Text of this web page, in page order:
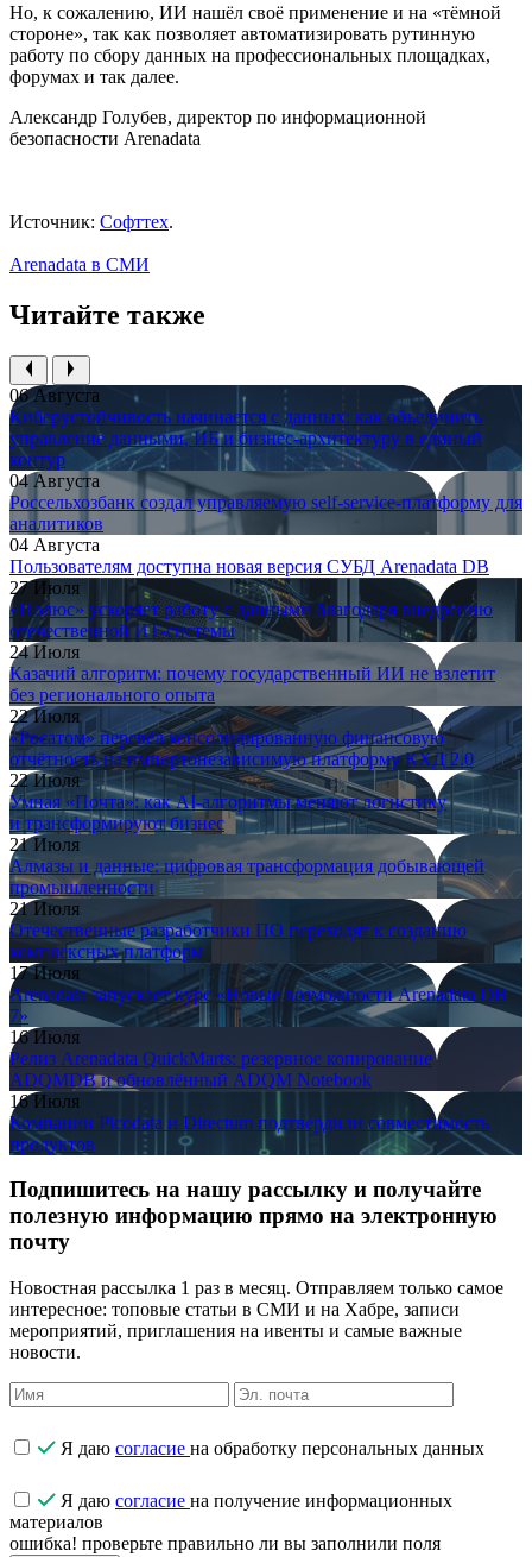
Но, к сожалению, ИИ нашёл своё применение и на «тёмной
стороне», так как позволяет автоматизировать рутинную
работу по сбору данных на профессиональных площадках,
форумах и так далее.
Александр Голубев, директор по информационной
безопасности Arenadata
Источник: Софттех.
Arenadata в СМИ
Читайте также
06 Августа
Киберустойчивость начинается с данных: как объединить
управление данными, ИБ и бизнес-архитектуру в единый
контур
04 Августа
Россельхозбанк создал управляемую self-service-платформу для
аналитиков
04 Августа
Пользователям доступна новая версия СУБД Arenadata DB
27 Июля
«Полюс» ускоряет работу с данными благодаря внедрению
отечественной ИТ-системы
24 Июля
Казачий алгоритм: почему государственный ИИ не взлетит
без регионального опыта
22 Июля
«Росатом» перевёл консолидированную финансовую
отчётность на импортонезависимую платформу КХД 2.0
22 Июля
Умная «Почта»: как AI-алгоритмы меняют логистику
и трансформируют бизнес
21 Июля
Алмазы и данные: цифровая трансформация добывающей
промышленности
21 Июля
Отечественные разработчики ПО переходят к созданию
комплексных платформ
17 Июля
Arenadata запускает курс «Новые возможности Arenadata DB
7»
16 Июля
Релиз Arenadata QuickMarts: резервное копирование
ADQMDB и обновлённый ADQM Notebook
16 Июля
Компании Picodata и Directum подтвердили совместимость
продуктов
Подпишитесь на нашу рассылку и получайте
полезную информацию прямо на электронную
почту
Новостная рассылка 1 раз в месяц. Отправляем только самое
интересное: топовые статьи в СМИ и на Хабре, записи
мероприятий, приглашения на ивенты и самые важные
новости.
Я даю согласие на обработку персональных данных
Я даю согласие на получение информационных
материалов
ошибка! проверьте правильно ли вы заполнили поля